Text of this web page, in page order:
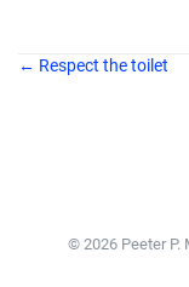
← Respect the toilet
© 2026 Peeter P.